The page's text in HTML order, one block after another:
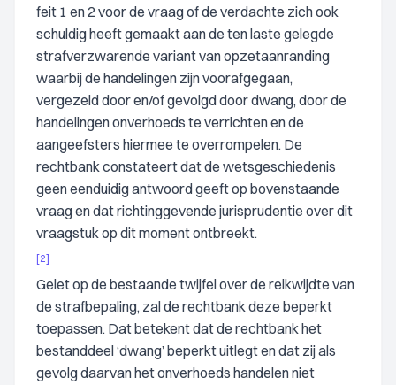
feit 1 en 2 voor de vraag of de verdachte zich ook
schuldig heeft gemaakt aan de ten laste gelegde
strafverzwarende variant van opzetaanranding
waarbij de handelingen zijn voorafgegaan,
vergezeld door en/of gevolgd door dwang, door de
handelingen onverhoeds te verrichten en de
aangeefsters hiermee te overrompelen. De
rechtbank constateert dat de wetsgeschiedenis
geen eenduidig antwoord geeft op bovenstaande
vraag en dat richtinggevende jurisprudentie over dit
vraagstuk op dit moment ontbreekt.
[2]
Gelet op de bestaande twijfel over de reikwijdte van
de strafbepaling, zal de rechtbank deze beperkt
toepassen. Dat betekent dat de rechtbank het
bestanddeel ‘dwang’ beperkt uitlegt en dat zij als
gevolg daarvan het onverhoeds handelen niet